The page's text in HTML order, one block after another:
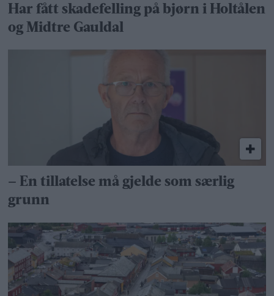
Har fått skadefelling på bjørn i Holtålen
og Midtre Gauldal
– En tillatelse må gjelde som særlig
grunn